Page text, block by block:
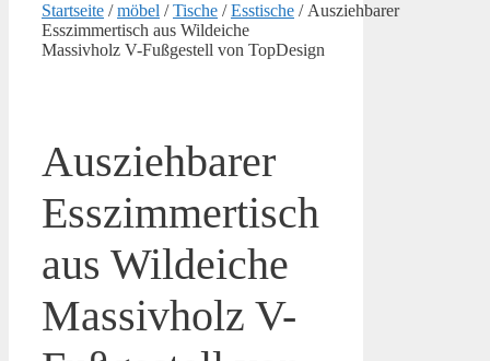
Startseite /möbel /Tische /Esstische / Ausziehbarer
Esszimmertisch aus Wildeiche
Massivholz V-Fußgestell von TopDesign
Ausziehbarer
Esszimmertisch
aus Wildeiche
Massivholz V-